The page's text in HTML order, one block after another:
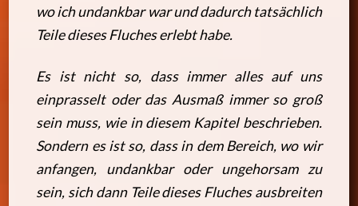
wo ich undankbar war und dadurch tatsächlich
Teile dieses Fluches erlebt habe.
Es ist nicht so, dass immer alles auf uns
einprasselt oder das Ausmaß immer so groß
sein muss, wie in diesem Kapitel beschrieben.
Sondern es ist so, dass in dem Bereich, wo wir
anfangen, undankbar oder ungehorsam zu
sein, sich dann Teile dieses Fluches ausbreiten